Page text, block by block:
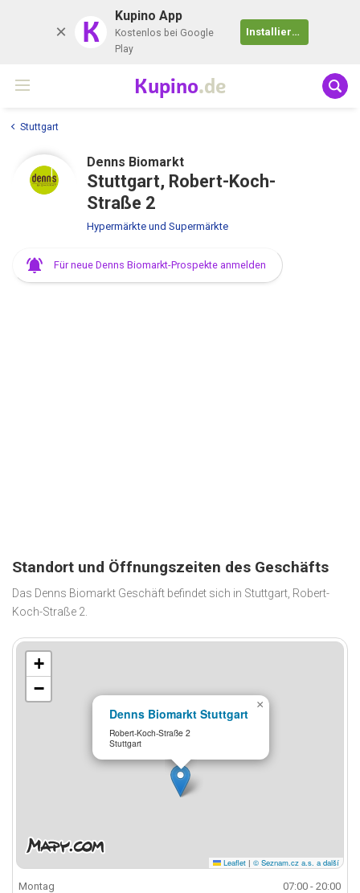
K Kupino App
Kostenlos bei Google
Play
Installieren
Kupino.de
Stuttgart
Denns Biomarkt
Stuttgart, Robert-Koch-
Straße 2
Hypermärkte und Supermärkte
Für neue Denns Biomarkt-Prospekte anmelden
Standort und Öffnungszeiten des Geschäfts
Das Denns Biomarkt Geschäft befindet sich in Stuttgart, Robert-
Koch-Straße 2.
Denns Biomarkt Stuttgart
Robert-Koch-Straße 2
Stuttgart
×
+
−
Leaflet | © Seznam.cz a.s. a další
Montag
07:00 - 20:00